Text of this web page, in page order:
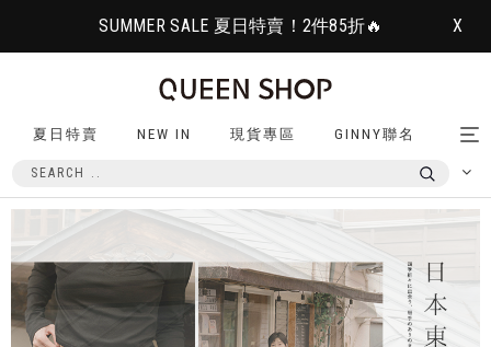
SUMMER SALE 夏日特賣！2件85折🔥 X
夏日特賣 NEW IN 現貨專區 GINNY聯名